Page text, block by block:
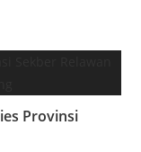
Provinsi